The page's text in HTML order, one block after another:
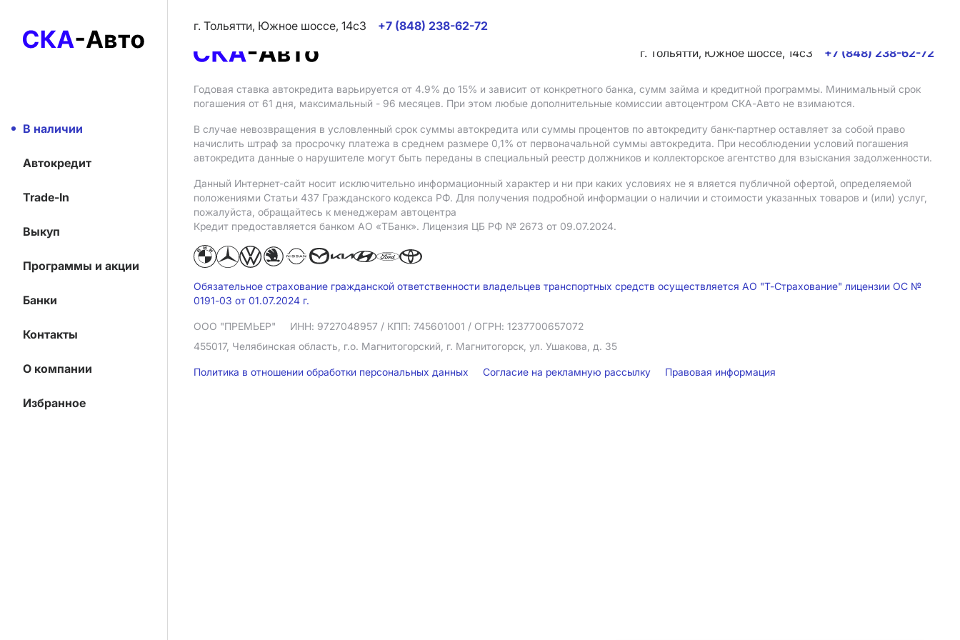
В наличии
Автокредит
Trade-In
Выкуп
Программы и акции
Банки
Контакты
О компании
Избранное
г. Тольятти, Южное шоссе, 14с3
+7 (848) 238-62-72
г. Тольятти, Южное шоссе, 14с3
+7 (848) 238-62-72
Годовая ставка автокредита варьируется от 4.9% до 15% и зависит от конкретного банка, сумм займа и кредитной программы. Минимальный срок
погашения от 61 дня, максимальный - 96 месяцев. При этом любые дополнительные комиссии автоцентром СКА-Авто не взимаются.
В случае невозвращения в условленный срок суммы автокредита или суммы процентов по автокредиту банк-партнер оставляет за собой право
начислить штраф за просрочку платежа в среднем размере 0,1% от первоначальной суммы автокредита. При несоблюдении условий погашения
автокредита данные о нарушителе могут быть переданы в специальный реестр должников и коллекторское агентство для взыскания задолженности.
Данный Интернет-сайт носит исключительно информационный характер и ни при каких условиях не я вляется публичной офертой, определяемой
положениями Статьи 437 Гражданского кодекса РФ. Для получения подробной информации о наличии и стоимости указанных товаров и (или) услуг,
пожалуйста, обращайтесь к менеджерам автоцентра
Кредит предоставляется банком АO «ТБанк». Лицензия ЦБ РФ № 2673 от 09.07.2024.
Обязательное страхование гражданской ответственности владельцев транспортных средств осуществляется АО "Т-Страхование" лицензии ОС №
0191-03 от 01.07.2024 г.
ООО "ПРЕМЬЕР" ИНН: 9727048957 / КПП: 745601001 / ОГРН: 1237700657072
455017, Челябинская область, г.о. Магнитогорский, г. Магнитогорск, ул. Ушакова, д. 35
Политика в отношении обработки персональных данных Согласие на рекламную рассылку Правовая информация